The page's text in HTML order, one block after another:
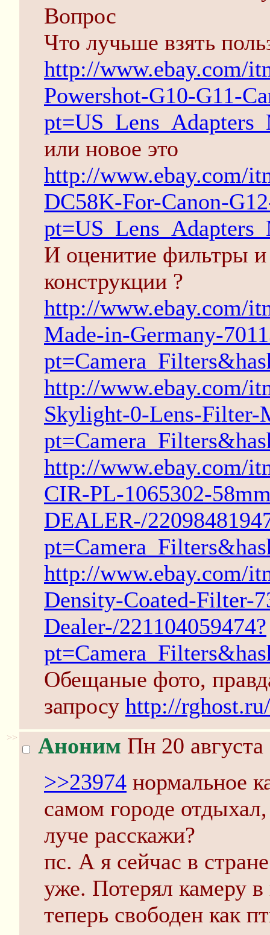
Вопрос
Что лучьше взять
http://www.ebay.com/
Powershot-G10-G11-
или новое это
http://www.ebay.com/
DC58K-For-Canon-
И оценитие фильтры
конструкции ?
http://www.ebay.com/
Made-in-Germany-
http://www.ebay.com/
Skylight-0-Lens-Filter-
http://www.ebay.com/
CIR-PL-1065302-
DEALER-/
http://www.ebay.com/
Density-Coated-Filter-
Dealer-/221104059474?
Обещаные фото,
запросу http://
>> Аноним Пн 20
>>23974 нормальное
самом городе
луче расскажи?
пс. А я сейчас в
уже. Потерял камеру
теперь свободен как